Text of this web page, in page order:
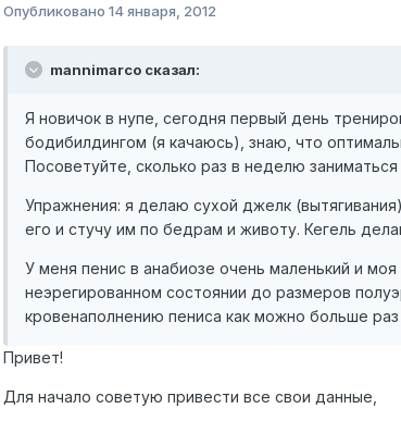
Опубликовано 14 января, 2012
mannimarco сказал:
Я новичок в нупе, сегодня первый день
бодибилдингом (я качаюсь), знаю, что
Посоветуйте, сколько раз в неделю
Упражнения: я делаю сухой джелк
его и стучу им по бедрам и животу. Кегель
У меня пенис в анабиозе очень маленький и
неэрегированном состоянии до размеров
кровенаполнению пениса как можно больше
Привет!
Для начало советую привести все свои данные,